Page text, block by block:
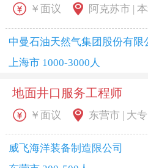
￥面议 阿克苏市 |
中曼石油天然气集团股份有限
上海市 1000-3000人
地面井口服务工程师
￥面议 东营市 | 大专
威飞海洋装备制造限公司